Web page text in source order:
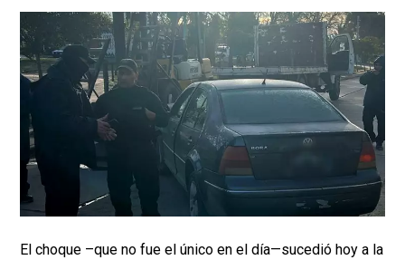
El choque –que no fue el único en el día—sucedió hoy a la